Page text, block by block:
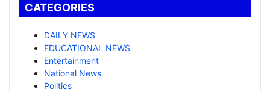
CATEGORIES
DAILY NEWS
EDUCATIONAL NEWS
Entertainment
National News
Politics